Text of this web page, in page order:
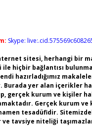
Skype:
sitesi, herhangi bir
ile hiçbir bağlantısı
hazırladığımız
Burada yer alan içerikler
gerçek kurum ve kişiler
Gerçek kurum
tesadüfidir.
tavsiye niteliği